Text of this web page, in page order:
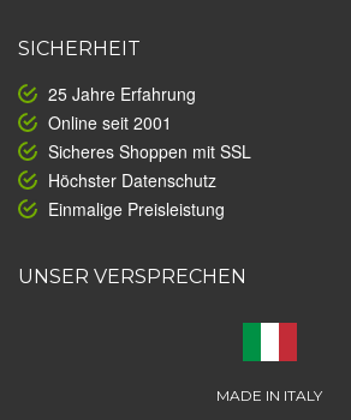
SICHERHEIT
25 Jahre Erfahrung
Online seit 2001
Sicheres Shoppen mit SSL
Höchster Datenschutz
Einmalige Preisleistung
UNSER VERSPRECHEN
MADE IN ITALY